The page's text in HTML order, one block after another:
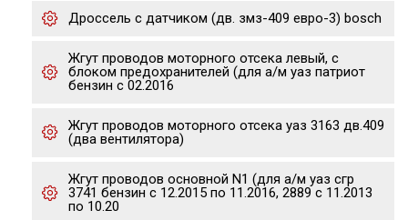
Дроссель с датчиком (дв. змз-409 евро-3) bosch
Жгут проводов моторного отсека левый, с
блоком предохранителей (для а/м уаз патриот
бензин с 02.2016
Жгут проводов моторного отсека уаз 3163 дв.409
(два вентилятора)
Жгут проводов основной N1 (для а/м уаз сгр
3741 бензин с 12.2015 по 11.2016, 2889 с 11.2013
по 10.20